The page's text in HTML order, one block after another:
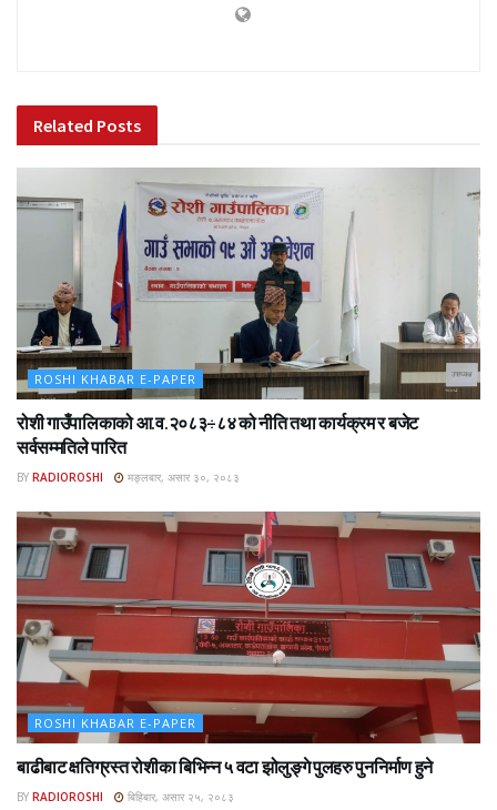
Related Posts
ROSHI KHABAR E-PAPER
रोशी गाउँपालिकाको आ.व.२०८३÷८४ को नीति तथा कार्यक्रम र बजेट
सर्वसम्मतिले पारित
BY RADIOROSHI मङ्लबार, असार ३०, २०८३
ROSHI KHABAR E-PAPER
बाढीबाट क्षतिग्रस्त रोशीका बिभिन्न ५ वटा झोलुङ्गे पुलहरु पुननिर्माण हुने
BY RADIOROSHI बिहिबार, असार २५, २०८३